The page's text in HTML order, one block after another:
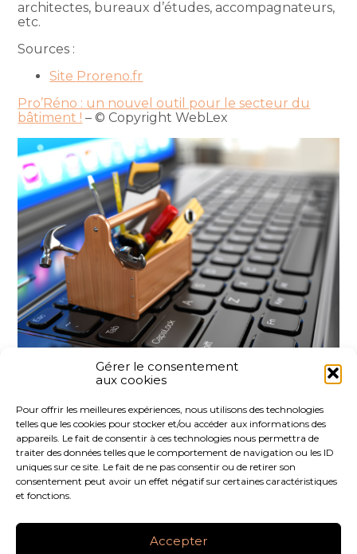
Gérer le consentement
aux cookies
Pour offrir les meilleures expériences, nous utilisons des technologies
telles que les cookies pour stocker et/ou accéder aux informations des
appareils. Le fait de consentir à ces technologies nous permettra de
traiter des données telles que le comportement de navigation ou les ID
uniques sur ce site. Le fait de ne pas consentir ou de retirer son
consentement peut avoir un effet négatif sur certaines caractéristiques
et fonctions.
Accepter
architectes, bureaux d’études, accompagnateurs,
etc.
Sources :
Site Proreno.fr
Pro’Réno : un nouvel outil pour le secteur du
bâtiment ! – © Copyright WebLex
FaceBook
TwitterLinkedIn
Footer
LE CABINET NOS SERVICES
NOS OUTILS
RECRUTEMENT